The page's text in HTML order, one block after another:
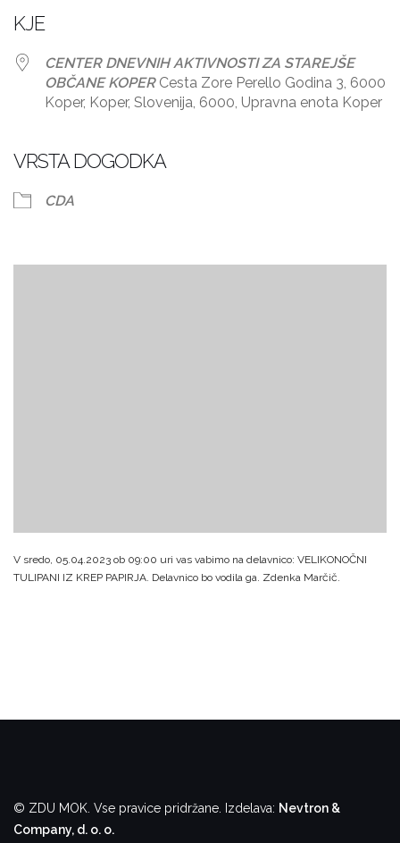
KJE
CENTER DNEVNIH AKTIVNOSTI ZA STAREJŠE
OBČANE KOPERCesta Zore Perello Godina 3, 6000
Koper, Koper, Slovenija, 6000, Upravna enota Koper
VRSTA DOGODKA
CDA
V sredo, 05.04.2023 ob 09:00 uri vas vabimo na delavnico: VELIKONOČNI
TULIPANI IZ KREP PAPIRJA. Delavnico bo vodila ga. Zdenka Marčič.
© ZDU MOK. Vse pravice pridržane. Izdelava: Nevtron &
Company, d. o. o.